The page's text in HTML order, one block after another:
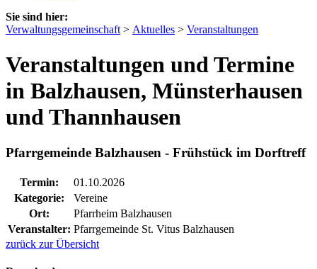
Sie sind hier:
Verwaltungsgemeinschaft > Aktuelles > Veranstaltungen
Veranstaltungen und Termine
in Balzhausen, Münsterhausen
und Thannhausen
Pfarrgemeinde Balzhausen - Frühstück im Dorftreff
Termin:
01.10.2026
Kategorie:
Vereine
Ort:
Pfarrheim Balzhausen
Veranstalter: Pfarrgemeinde St. Vitus Balzhausen
zurück zur Übersicht